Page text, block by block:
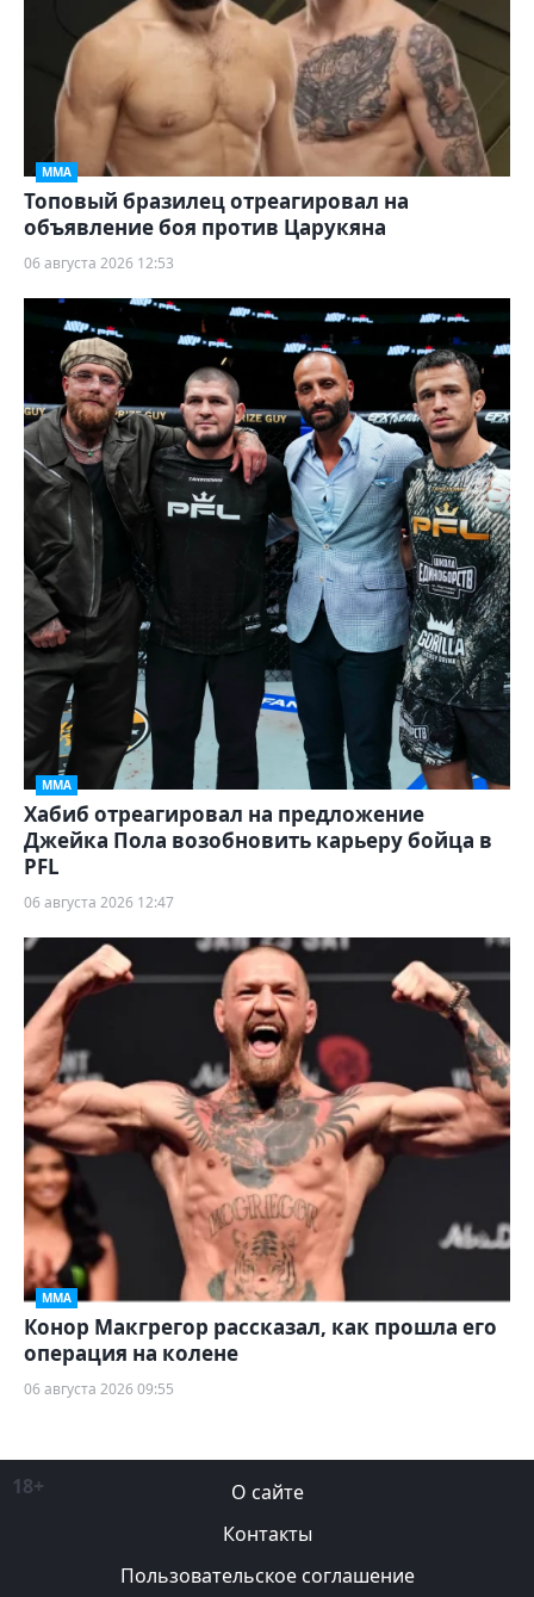
ММА
Топовый бразилец отреагировал на
объявление боя против Царукяна
06 августа 2026 12:53
ММА
Хабиб отреагировал на предложение
Джейка Пола возобновить карьеру бойца в
PFL
06 августа 2026 12:47
ММА
Конор Макгрегор рассказал, как прошла его
операция на колене
06 августа 2026 09:55
18+
О сайте
Контакты
Пользовательское соглашение